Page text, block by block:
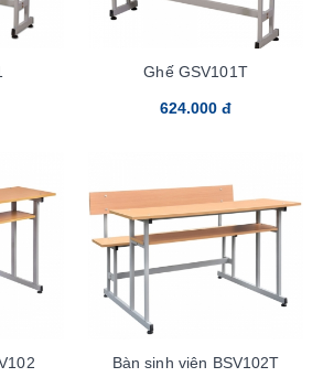
Ghế GSV101T
624.000 đ
Bàn sinh viên BSV102T